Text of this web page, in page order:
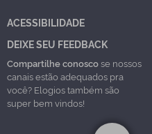
ACESSIBILIDADE
DEIXE SEU FEEDBACK
Compartilhe conoscose nossos
canais estão adequados pra
você? Elogios também são
super bem vindos!